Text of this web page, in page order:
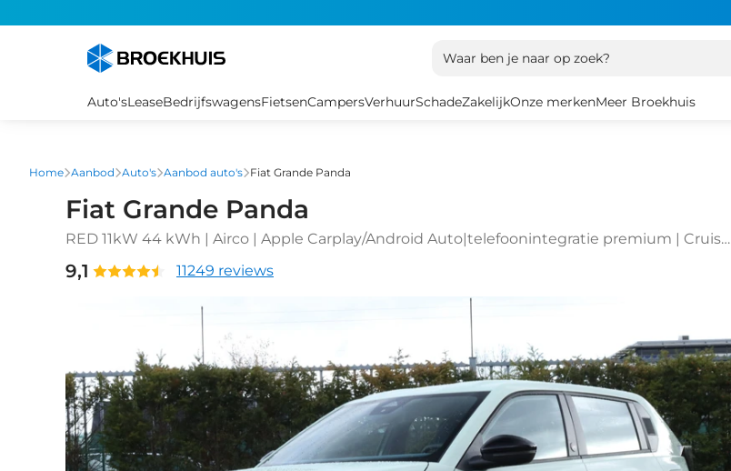
Waar ben je naar op zoek?
Auto'sLeaseBedrijfswagensFietsenCampersVerhuurSchadeZakelijkOnze merkenMeer Broekhuis
Home Aanbod Auto's Aanbod auto's Fiat Grande Panda
Fiat Grande Panda
RED 11kW 44 kWh | Airco | Apple Carplay/Android Auto|telefoonintegratie premium | Cruise
9,1 11249 reviews